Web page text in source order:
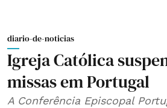
diario-de-noticias
Igreja Católica
missas em Portugal
A Conferência Episcopal